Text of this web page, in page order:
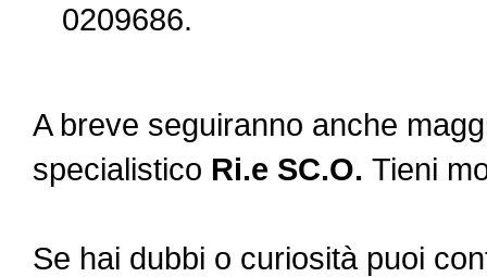
0209686.
A breve seguiranno anche
specialistico Ri.e SC.O. Tieni
Se hai dubbi o curiosità puoi